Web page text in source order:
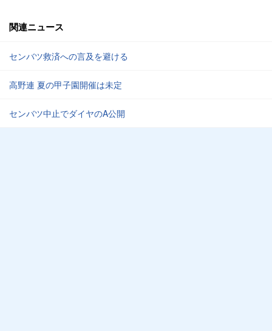
関連ニュース
センバツ救済への言及を避ける
高野連 夏の甲子園開催は未定
センバツ中止でダイヤのA公開